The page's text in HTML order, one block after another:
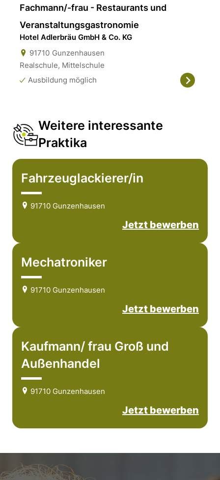
Fachmann/-frau - Restaurants und
Veranstaltungsgastronomie
Hotel Adlerbräu GmbH & Co. KG
91710 Gunzenhausen
Realschule, Mittelschule
Ausbildung möglich
Weitere interessante
Praktika
Fahrzeuglackierer/in
91710 Gunzenhausen
Jetzt bewerben
Mechatroniker
91710 Gunzenhausen
Jetzt bewerben
Kaufmann/ frau Groß und
Außenhandel
91710 Gunzenhausen
Jetzt bewerben